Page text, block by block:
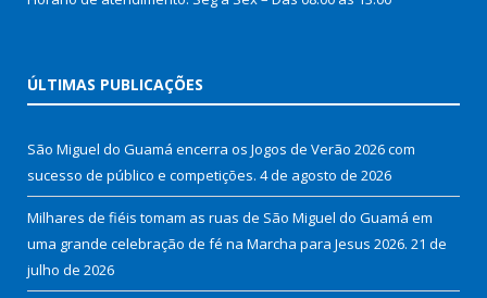
ÚLTIMAS PUBLICAÇÕES
São Miguel do Guamá encerra os Jogos de Verão 2026 com
sucesso de público e competições. 4 de agosto de 2026
Milhares de fiéis tomam as ruas de São Miguel do Guamá em
uma grande celebração de fé na Marcha para Jesus 2026. 21 de
julho de 2026